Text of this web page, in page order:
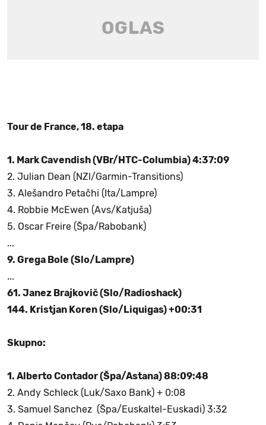
Tour de France, 18. etapa
1. Mark Cavendish (VBr/HTC-Columbia) 4:37:09
2. Julian Dean (NZl/Garmin-Transitions)
3. Alešandro Petačhi (Ita/Lampre)
4. Robbie McEwen (Avs/Katjuša)
5. Oscar Freire (Špa/Rabobank)
...
9. Grega Bole (Slo/Lampre)
...
61. Janez Brajkovič (Slo/Radioshack)
144. Kristjan Koren (Slo/Liquigas) +00:31
Skupno:
1. Alberto Contador (Špa/Astana) 88:09:48
2. Andy Schleck (Luk/Saxo Bank) + 0:08
3. Samuel Sanchez (Špa/Euskaltel-Euskadi) 3:32